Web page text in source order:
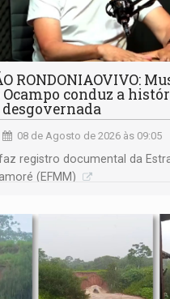
RONDONIAOVIVO:
conduz a
08 de Agosto de 2026 às 09:05
registro documental da
(EFMM)